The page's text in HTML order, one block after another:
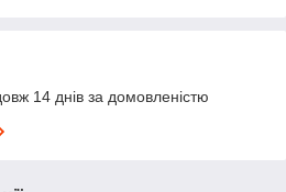
14 днів за домовленістю